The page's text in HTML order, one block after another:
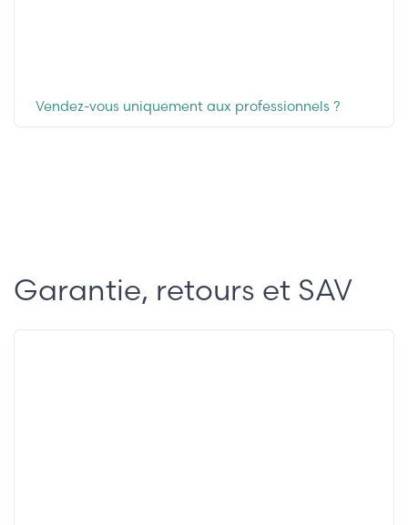
Vendez-vous uniquement aux professionnels ?
Garantie, retours et SAV